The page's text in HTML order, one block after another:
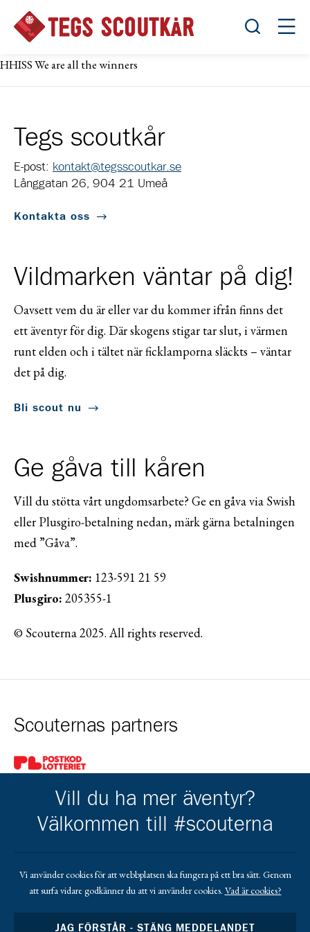
Öppna
HHISS We are all the winners
Tegs scoutkår
E-post: kontakt@tegsscoutkar.se
Långgatan 26, 904 21 Umeå
Kontakta oss
Vildmarken väntar på dig!
Oavsett vem du är eller var du kommer ifrån finns det
ett äventyr för dig. Där skogens stigar tar slut, i värmen
runt elden och i tältet när ficklamporna släckts – väntar
det på dig.
Bli scout nu
Ge gåva till kåren
Vill du stötta vårt ungdomsarbete? Ge en gåva via Swish
eller Plusgiro-betalning nedan, märk gärna betalningen
med ”Gåva”.
Swishnummer: 123-591 21 59
Plusgiro: 205355-1
© Scouterna 2025. All rights reserved.
Scouternas partners
Gå till pl_50
Gå till https://www.mera.se/Gå till https://www.lansforsakringar.se/
Gå till https://
Vill du ha mer äventyr?
Välkommen till #scouterna
Vi använder cookies för att webbplatsen ska fungera på ett bra sätt. Genom
att surfa vidare godkänner du att vi använder cookies. Vad är cookies?
JAG FÖRSTÅR - STÄNG MEDDELANDET